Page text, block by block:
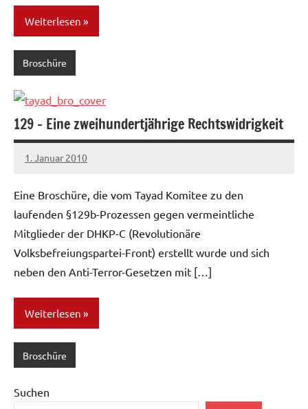
Weiterlesen
Broschüre
129 – Eine zweihundertjährige Rechtswidrigkeit
1. Januar 2010
admin
Eine Broschüre, die vom Tayad Komitee zu den
laufenden §129b-Prozessen gegen vermeintliche
Mitglieder der DHKP-C (Revolutionäre
Volksbefreiungspartei-Front) erstellt wurde und sich
neben den Anti-Terror-Gesetzen mit […]
Weiterlesen
Broschüre
Suchen